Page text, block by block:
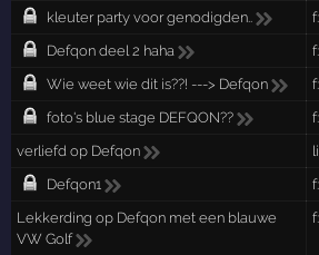
kleuter party voor genodigden..
Defqon deel 2 haha
Wie weet wie dit is??! ---> Defqon
foto's blue stage DEFQON??
verliefd op Defqon
Defqon1
Lekkerding op Defqon met een blauwe
VW Golf